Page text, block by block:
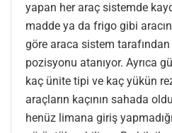
yapan her araç sistemde
madde ya da frigo gibi
göre araca sistem
pozisyonu atanıyor. Ayrıca
kaç ünite tipi ve kaç yükün
araçların kaçının sahada
henüz limana giriş